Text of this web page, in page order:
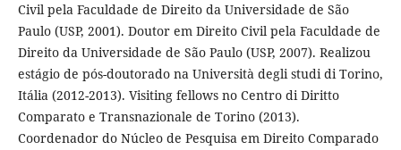
Civil pela Faculdade de Direito da Universidade de São
Paulo (USP, 2001). Doutor em Direito Civil pela Faculdade de
Direito da Universidade de São Paulo (USP, 2007). Realizou
estágio de pós-doutorado na Università degli studi di Torino,
Itália (2012-2013). Visiting fellows no Centro di Diritto
Comparato e Transnazionale de Torino (2013).
Coordenador do Núcleo de Pesquisa em Direito Comparado